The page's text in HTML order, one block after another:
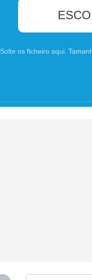
Solte os ficheiro aqui.